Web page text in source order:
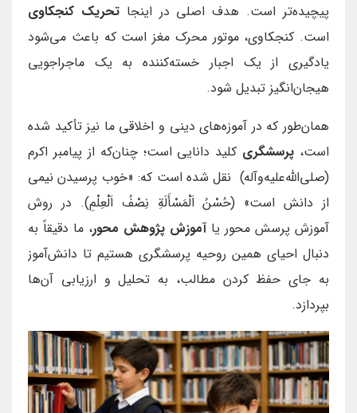
پیچیده‌تر است. هدف اصلی در اینجاتحریک کنجکاوی
است. کنجکاوی، موتور محرک مغز است که باعث می‌شود
یادگیری از یک اجبار خسته‌کننده به یک ماجراجویی
هیجان‌انگیز تبدیل شود.
همان‌طور که در آموزه‌های دینی و اخلاقی ما نیز تأکید شده
است، پرسشگری کلید دانایی است؛ چنان‌که از پیامبر اکرم
(صلی‌الله‌علیه‌وآله) نقل شده است که: «خوب پرسیدن نیمی
از دانش است» (حُسْنُ اَلْمَسْأَلَةِ نِصْفُ اَلْعِلْمِ). در روش
آموزش پرسش محور یاآموزش پژوهش محور، ما دقیقاً به
دنبال احیای همین روحیه پرسشگری هستیم تا دانش‌آموز
به جای حفظ کردن مطالب، به تحلیل و ارزیابی آن‌ها
بپردازد.